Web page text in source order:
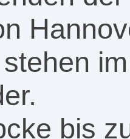
bis